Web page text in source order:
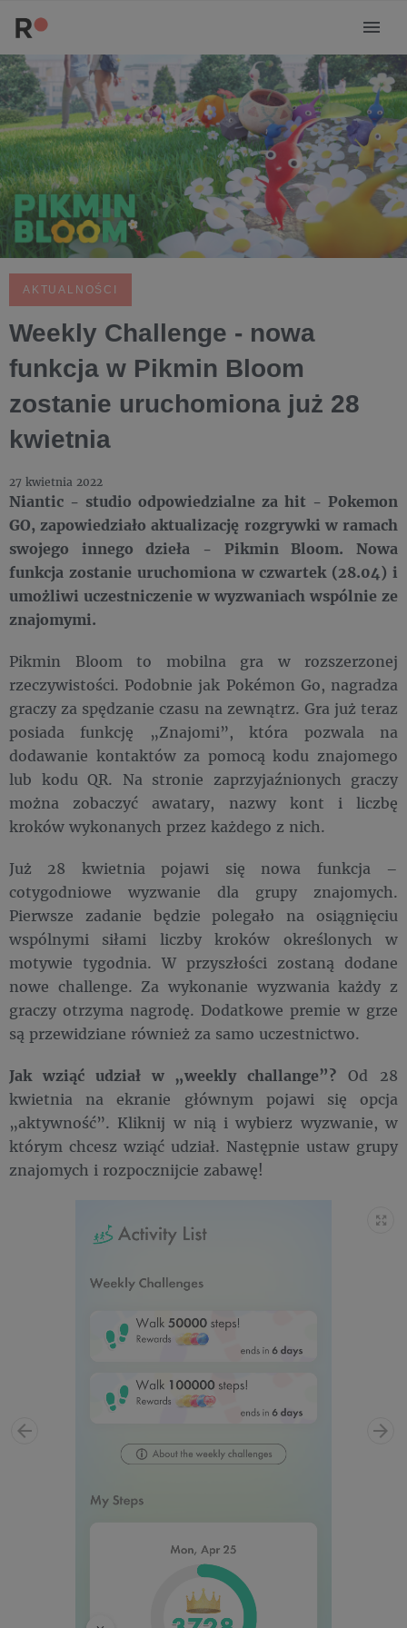
AKTUALNOŚCI
Weekly Challenge - nowa
funkcja w Pikmin Bloom
zostanie uruchomiona już 28
kwietnia
27 kwietnia 2022
Niantic - studio odpowiedzialne za hit - Pokemon
GO, zapowiedziało aktualizację rozgrywki w ramach
swojego innego dzieła - Pikmin Bloom. Nowa
funkcja zostanie uruchomiona w czwartek (28.04) i
umożliwi uczestniczenie w wyzwaniach wspólnie ze
znajomymi.
Pikmin Bloom to mobilna gra w rozszerzonej
rzeczywistości. Podobnie jak Pokémon Go, nagradza
graczy za spędzanie czasu na zewnątrz. Gra już teraz
posiada funkcję „Znajomi”, która pozwala na
dodawanie kontaktów za pomocą kodu znajomego
lub kodu QR. Na stronie zaprzyjaźnionych graczy
można zobaczyć awatary, nazwy kont i liczbę
kroków wykonanych przez każdego z nich.
Już 28 kwietnia pojawi się nowa funkcja –
cotygodniowe wyzwanie dla grupy znajomych.
Pierwsze zadanie będzie polegało na osiągnięciu
wspólnymi siłami liczby kroków określonych w
motywie tygodnia. W przyszłości zostaną dodane
nowe challenge. Za wykonanie wyzwania każdy z
graczy otrzyma nagrodę. Dodatkowe premie w grze
są przewidziane również za samo uczestnictwo.
Jak wziąć udział w „weekly challange”? Od 28
kwietnia na ekranie głównym pojawi się opcja
„aktywność”. Kliknij w nią i wybierz wyzwanie, w
którym chcesz wziąć udział. Następnie ustaw grupy
znajomych i rozpocznijcie zabawę!